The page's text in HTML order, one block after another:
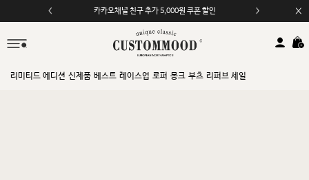
카카오채널 친구 추가 5,000원 쿠폰 할인
리미티드 에디션 신제품 베스트 레이스업 로퍼 몽크 부츠 리퍼브 세일